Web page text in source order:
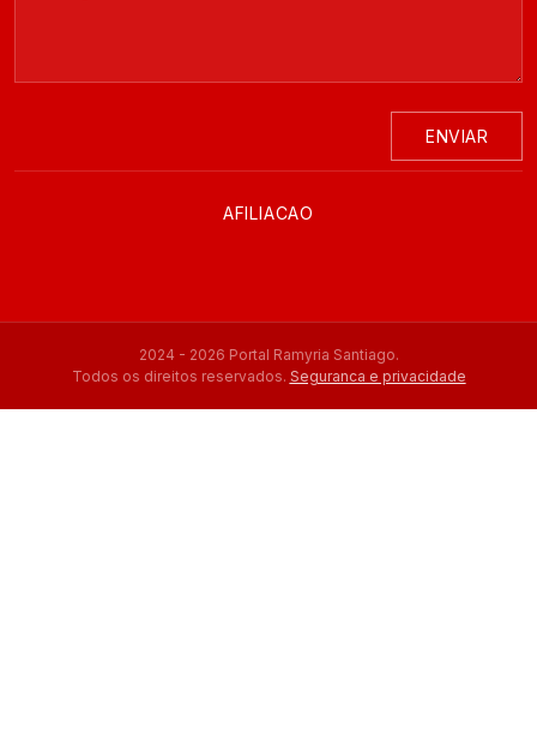
ENVIAR
AFILIACAO
2024 - 2026 Portal Ramyria Santiago.
Todos os direitos reservados. Seguranca e privacidade